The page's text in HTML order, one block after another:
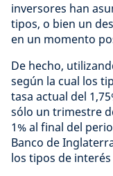
inversores han
tipos, o bien un
en un momento
De hecho,
según la cual los
tasa actual del
sólo un trimestre
1% al final del
Banco de
los tipos de